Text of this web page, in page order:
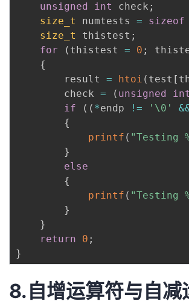
unsigned
int check ;
size_t
numtests = sizeof
size_t
thistest ;
for
( thistest = 0 ;
{
        result
= htoi ( test [
        check
= ( unsigned int
if
( ( *endp != '\0'
{
printf ( "Testing
}
else
{
printf ( "Testing
}
}
return
0 ;
}
8.自增运算符与自减